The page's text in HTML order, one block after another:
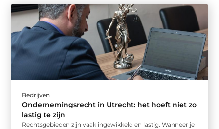
Bedrijven
Ondernemingsrecht in Utrecht: het hoeft niet zo
lastig te zijn
Rechtsgebieden zijn vaak ingewikkeld en lastig. Wanneer je